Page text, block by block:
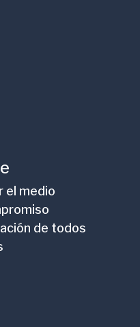
el medio
de todos